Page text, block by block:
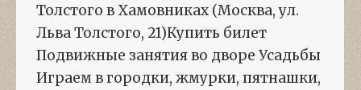
Толстого в Хамовниках (Москва, ул.
Льва Толстого, 21)Купить билет
Подвижные занятия во дворе Усадьбы
Играем в городки, жмурки, пятнашки,